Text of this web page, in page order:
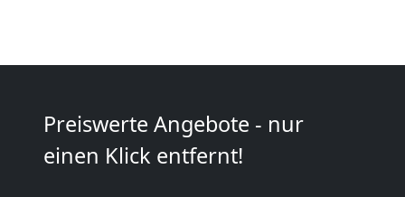
Preiswerte Angebote - nur
einen Klick entfernt!
+
LKW
Leonding